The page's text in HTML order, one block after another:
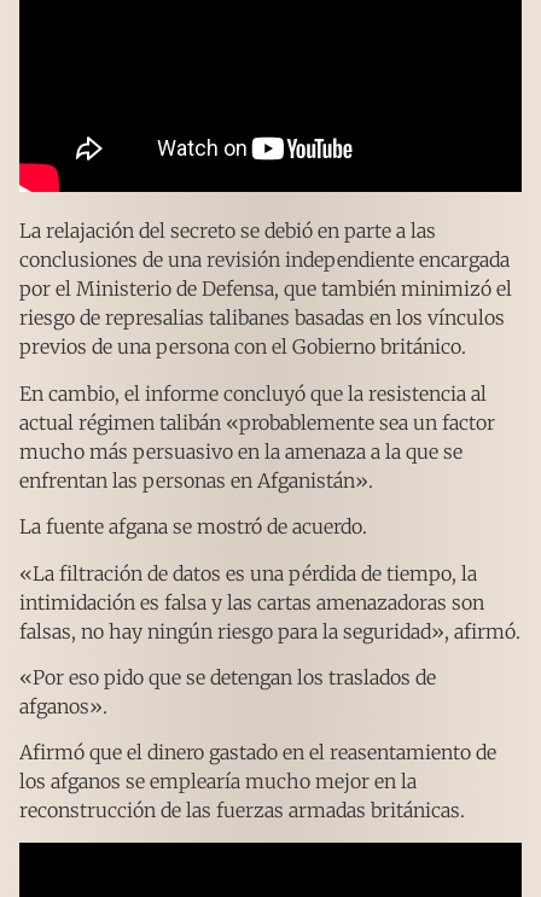
La relajación del secreto se debió en parte a las
conclusiones de una revisión independiente encargada
por el Ministerio de Defensa, que también minimizó el
riesgo de represalias talibanes basadas en los vínculos
previos de una persona con el Gobierno británico.
En cambio, el informe concluyó que la resistencia al
actual régimen talibán «probablemente sea un factor
mucho más persuasivo en la amenaza a la que se
enfrentan las personas en Afganistán».
La fuente afgana se mostró de acuerdo.
«La filtración de datos es una pérdida de tiempo, la
intimidación es falsa y las cartas amenazadoras son
falsas, no hay ningún riesgo para la seguridad», afirmó.
«Por eso pido que se detengan los traslados de
afganos».
Afirmó que el dinero gastado en el reasentamiento de
los afganos se emplearía mucho mejor en la
reconstrucción de las fuerzas armadas británicas.